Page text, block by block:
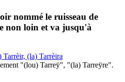
nommé le ruisseau de
non loin et va jusqu'à
Tarrèir, (la) Tarrèira
"(lou) Tarreÿ", "(la) Tarreÿre".